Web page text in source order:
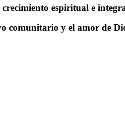
espiritual e
y el amor de